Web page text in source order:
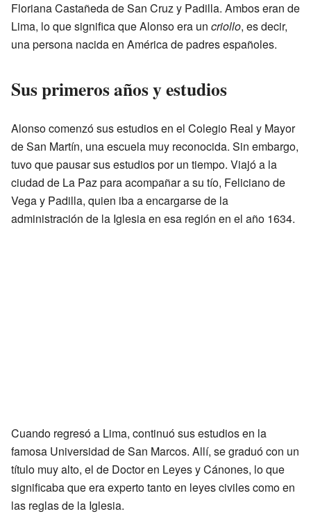
Floriana Castañeda de San Cruz y Padilla. Ambos eran de
Lima, lo que significa que Alonso era un criollo, es decir,
una persona nacida en América de padres españoles.
Sus primeros años y estudios
Alonso comenzó sus estudios en el Colegio Real y Mayor
de San Martín, una escuela muy reconocida. Sin embargo,
tuvo que pausar sus estudios por un tiempo. Viajó a la
ciudad de La Paz para acompañar a su tío, Feliciano de
Vega y Padilla, quien iba a encargarse de la
administración de la Iglesia en esa región en el año 1634.
Cuando regresó a Lima, continuó sus estudios en la
famosa Universidad de San Marcos. Allí, se graduó con un
título muy alto, el de Doctor en Leyes y Cánones, lo que
significaba que era experto tanto en leyes civiles como en
las reglas de la Iglesia.